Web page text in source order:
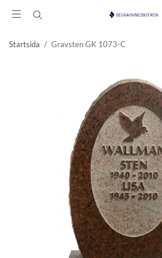
Startsida / Gravsten GK 1073-C